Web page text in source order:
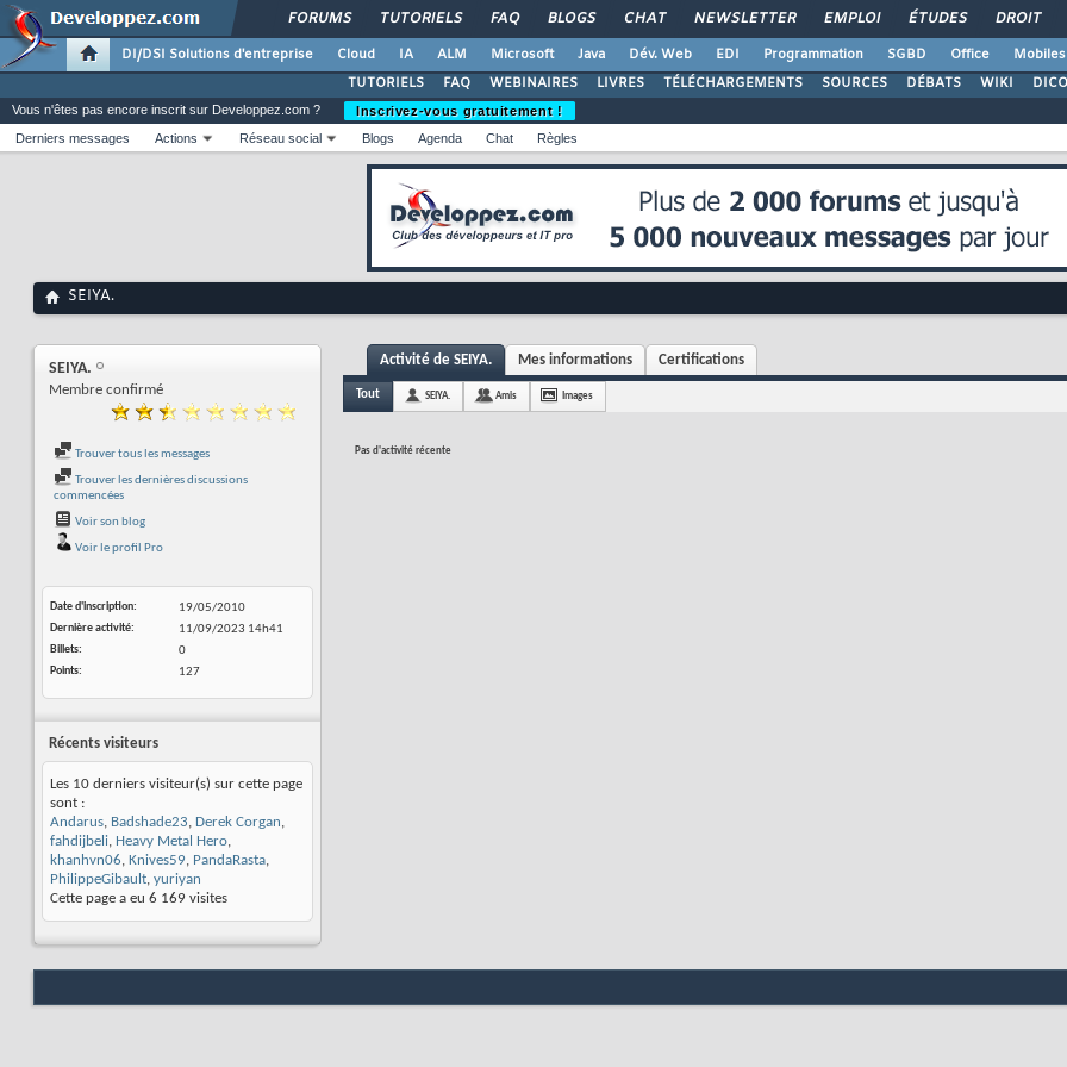
FORUMS TUTORIELS FAQ BLOGS CHAT NEWSLETTER EMPLOI ÉTUDES DROIT
DI/DSI Solutions d'entreprise Cloud IA ALM Microsoft Java Dév. Web EDI Programmation SGBD Office Mobiles
TUTORIELS
FAQ WEBINAIRES LIVRES TÉLÉCHARGEMENTS SOURCES DÉBATS WIKI DICO
Vous n'êtes pas encore inscrit sur Developpez.com ?
Inscrivez-vous gratuitement !
Derniers messages
Actions Réseau social Blogs Agenda Chat Règles
SEIYA.
SEIYA.
Membre confirmé
Trouver tous les messages
Trouver les dernières discussions
commencées
Voir son blog
Voir le profil Pro
Date d'inscription
19/05/2010
Dernière activité
11/09/2023 14h41
Billets
0
Points
127
Récents visiteurs
Les 10 derniers visiteur(s) sur cette page
sont :
Andarus, Badshade23, Derek Corgan,
fahdijbeli, Heavy Metal Hero,
khanhvn06, Knives59, PandaRasta,
PhilippeGibault, yuriyan
Cette page a eu 6 169 visites
Activité de SEIYA. Mes informations Certifications
Tout SEIYA. Amis Images
Pas d'activité récente